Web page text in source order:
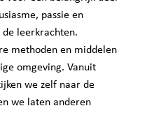
passie en
leerkrachten.
methoden en middelen
omgeving. Vanuit
we zelf naar de
we laten anderen